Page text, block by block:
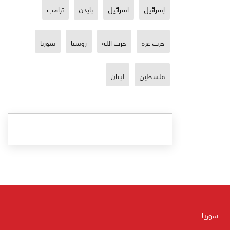
إسرائيل اسرائيل بايدن ترامب
حرب غزة حزب الله روسيا سوريا
فلسطين لبنان
سوريا